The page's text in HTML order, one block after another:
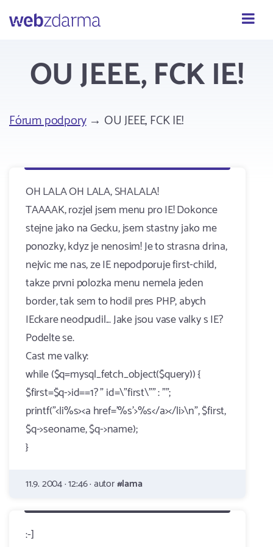
Webzdarma
OU JEEE, FCK IE!
Fórum podpory→ OU JEEE, FCK IE!
OH LALA OH LALA, SHALALA!
TAAAAK, rozjel jsem menu pro IE! Dokonce
stejne jako na Gecku, jsem stastny jako me
ponozky, kdyz je nenosim! Je to strasna drina,
nejvic me nas, ze IE nepodporuje first-child,
takze prvni polozka menu nemela jeden
border, tak sem to hodil pres PHP, abych
IEckare neodpudil... Jake jsou vase valky s IE?
Podelte se.
Cast me valky:
while ($q=mysql_fetch_object($query)) {
$first=$q->id==1? " id=\"first\"" : "";
printf("<li%s><a href='%s'>%s</a></li>\n", $first,
$q->seoname, $q->name);
}
11.9. 2004 · 12:46 · autor#lama
:-]